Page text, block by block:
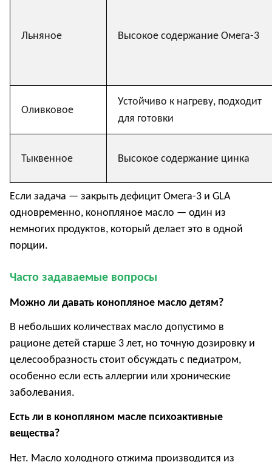
Льняное Высокое содержание Омега-3
Оливковое
Устойчиво к нагреву, подходит
для готовки
Тыквенное Высокое содержание цинка
Если задача — закрыть дефицит Омега-3 и GLA
одновременно, конопляное масло — один из
немногих продуктов, который делает это в одной
порции.
Часто задаваемые вопросы
Можно ли давать конопляное масло детям?
В небольших количествах масло допустимо в
рационе детей старше 3 лет, но точную дозировку и
целесообразность стоит обсуждать с педиатром,
особенно если есть аллергии или хронические
заболевания.
Есть ли в конопляном масле психоактивные
вещества?
Нет. Масло холодного отжима производится из